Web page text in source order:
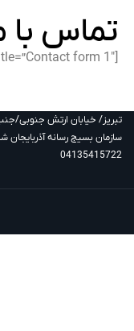
تماس با
[contact-form-7 id=”6″ title=”Contact form 1″]
تبریز/ خیابان ارتش جنوبی/
04135415722